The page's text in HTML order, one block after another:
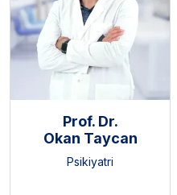
Prof. Dr.
Okan Taycan
Psikiyatri